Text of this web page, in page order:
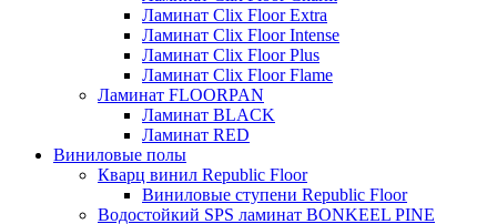
Ламинат Clix Floor Extra
Ламинат Clix Floor Intense
Ламинат Clix Floor Plus
Ламинат Clix Floor Flame
Ламинат FLOORPAN
Ламинат BLACK
Ламинат RED
Виниловые полы
Кварц винил Republic Floor
Виниловые ступени Republic Floor
Водостойкий SPS ламинат BONKEEL PINE